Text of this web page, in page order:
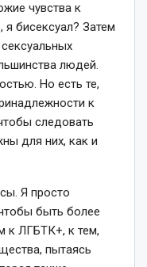
чувства к
бисексуал? Затем
людей.
Но есть те,
к
следовать
для них, как и
Я просто
быть более
к ЛГБТК+, к тем,
пытаясь